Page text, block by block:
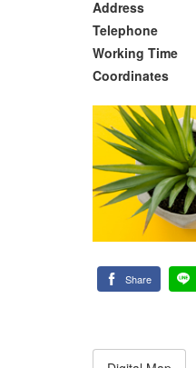
Address
Telephone
Working Time
Coordinates
Share